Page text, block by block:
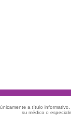
a título
su médico o